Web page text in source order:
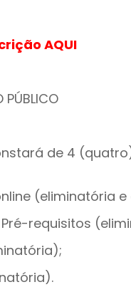
AQUI
PÚBLICO
de 4
(eliminatória
requisitos